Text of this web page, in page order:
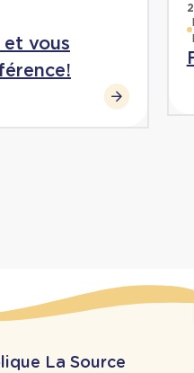
et vous
La Source